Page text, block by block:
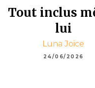
Tout inclus
lui
Luna Joice
24/06/2026